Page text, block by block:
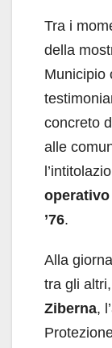
Tra i
della
Municipio
concreto
alle
’76.
Alla
tra gli
Ziberna,